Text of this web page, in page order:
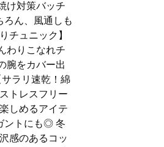
け対策バッチ
ろん、風通しも
チュニック】
わりこなれチ
腕をカバー出
ラリ速乾！綿
トレスフリー
しめるアイテ
ントにも◎ 冬
感のあるコッ